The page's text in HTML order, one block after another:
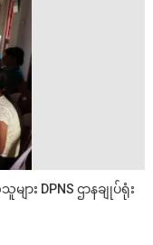
း DPNS ဌာနချုပ်ရုံး